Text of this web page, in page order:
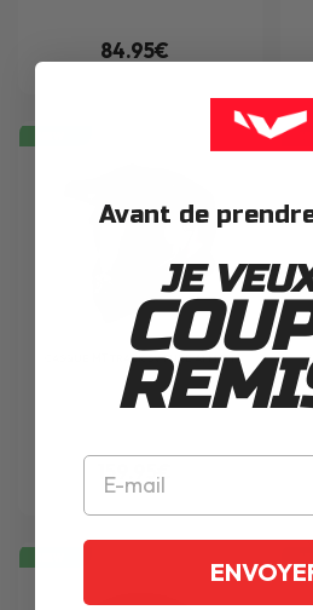
84.95€
TRACK SV PURE A1 MATT
159.95€
Avant de
JE